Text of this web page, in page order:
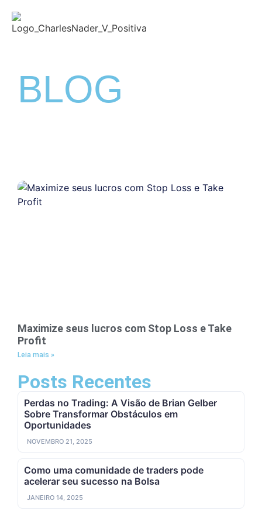
BLOG
Maximize seus lucros com Stop Loss e Take
Profit
Leia mais »
Posts Recentes
Perdas no Trading: A Visão de Brian Gelber
Sobre Transformar Obstáculos em
Oportunidades
NOVEMBRO 21, 2025
Como uma comunidade de traders pode
acelerar seu sucesso na Bolsa
JANEIRO 14, 2025